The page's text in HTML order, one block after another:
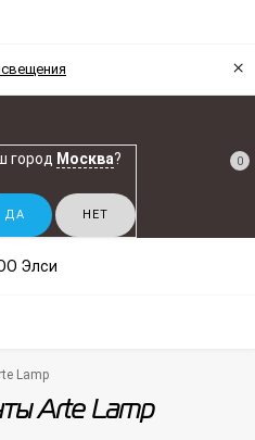
×
город Москва? 0
Lamp
Arte Lamp